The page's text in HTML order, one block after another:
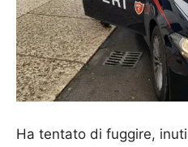
Ha tentato di fuggire,